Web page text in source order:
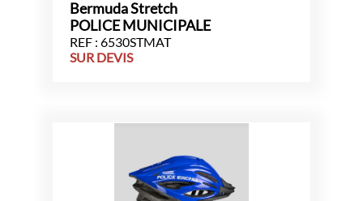
Bermuda Stretch
POLICE MUNICIPALE
REF : 6530STMAT
SUR DEVIS